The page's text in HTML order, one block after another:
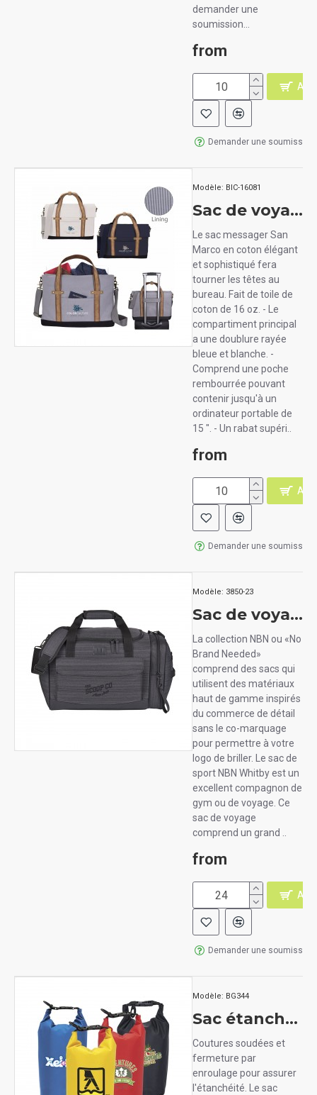
demander une
soumission...
from
Demander une soumission
Modèle: BIC-16081
Sac de voyage messager en coton SAN MARCO
Le sac messager San
Marco en coton élégant
et sophistiqué fera
tourner les têtes au
bureau. Fait de toile de
coton de 16 oz. - Le
compartiment principal
a une doublure rayée
bleue et blanche. -
Comprend une poche
rembourrée pouvant
contenir jusqu'à un
ordinateur portable de
15 ". - Un rabat supéri..
from
Demander une soumission
Modèle: 3850-23
Sac de voyage NBN WHITBY DUFFEL
La collection NBN ou «No
Brand Needed»
comprend des sacs qui
utilisent des matériaux
haut de gamme inspirés
du commerce de détail
sans le co-marquage
pour permettre à votre
logo de briller. Le sac de
sport NBN Whitby est un
excellent compagnon de
gym ou de voyage. Ce
sac de voyage
comprend un grand ..
from
Demander une soumission
Modèle: BG344
Sac étanche 3L Urban Peak
Coutures soudées et
fermeture par
enroulage pour assurer
l'étanchéité. Le sac